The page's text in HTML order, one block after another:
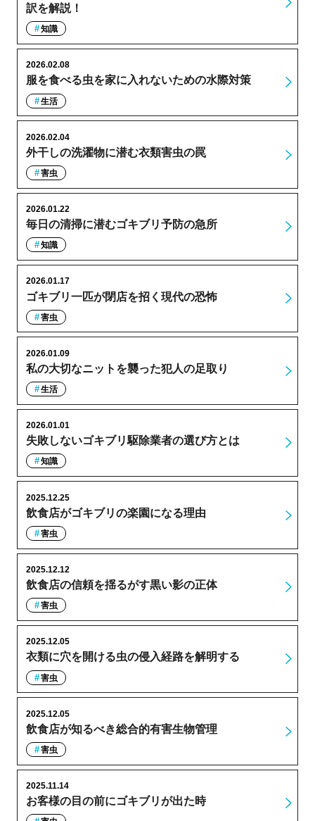
訳を解説！
知識
服を食べる虫を家に入れないための水際対策
2026.02.08
生活
外干しの洗濯物に潜む衣類害虫の罠
2026.02.04
害虫
毎日の清掃に潜むゴキブリ予防の急所
2026.01.22
知識
ゴキブリ一匹が閉店を招く現代の恐怖
2026.01.17
害虫
私の大切なニットを襲った犯人の足取り
2026.01.09
生活
失敗しないゴキブリ駆除業者の選び方とは
2026.01.01
知識
飲食店がゴキブリの楽園になる理由
2025.12.25
害虫
飲食店の信頼を揺るがす黒い影の正体
2025.12.12
害虫
衣類に穴を開ける虫の侵入経路を解明する
2025.12.05
害虫
飲食店が知るべき総合的有害生物管理
2025.12.05
害虫
お客様の目の前にゴキブリが出た時
2025.11.14